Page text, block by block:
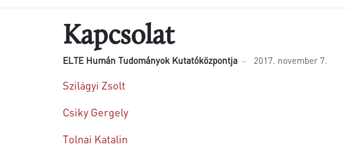
Kapcsolat
ELTE Humán Tudományok Kutatóközpontja 2017. november 7.
Szilágyi Zsolt
Csiky Gergely
Tolnai Katalin